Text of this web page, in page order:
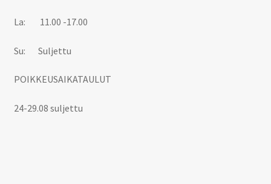
La: 11.00 -17.00
Su: Suljettu
POIKKEUSAIKATAULUT
24-29.08 suljettu